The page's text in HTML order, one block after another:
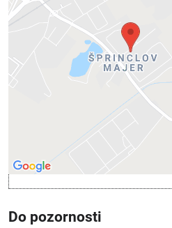
Prajete si načítať externý
Povoliť tentokrát
Povoliť a zapamätať - súhlas
cookie: Funkčné
Otvoriť obsah v
Do pozornosti